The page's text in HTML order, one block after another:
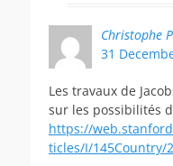
Christophe
31
Les travaux de
sur les possibilités
https://
ticles/I/145Country/